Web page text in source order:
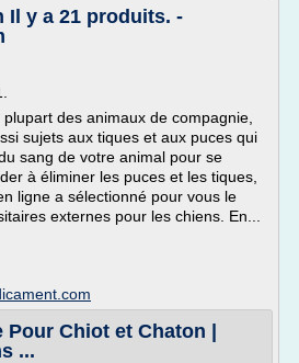
Il y a 21 produits. -
des animaux de compagnie,
sujets aux tiques et aux puces qui
sang de votre animal pour se
à éliminer les puces et les tiques,
ligne a sélectionné pour vous le
externes pour les chiens. En...
Chiot et Chaton |
...